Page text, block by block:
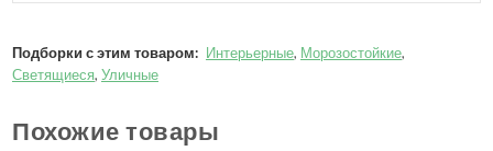
Подборки с этим товаром: Интерьерные, Морозостойкие,
Светящиеся, Уличные
Похожие товары